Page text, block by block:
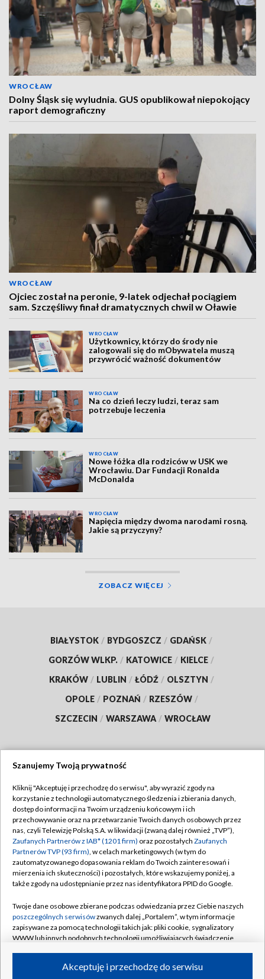
WROCŁAW
Dolny Śląsk się wyludnia. GUS opublikował niepokojący
raport demograficzny
WROCŁAW
Ojciec został na peronie, 9-latek odjechał pociągiem
sam. Szczęśliwy finał dramatycznych chwil w Oławie
WROCŁAW
Użytkownicy, którzy do środy nie
zalogowali się do mObywatela muszą
przywrócić ważność dokumentów
WROCŁAW
Na co dzień leczy ludzi, teraz sam
potrzebuje leczenia
WROCŁAW
Nowe łóżka dla rodziców w USK we
Wrocławiu. Dar Fundacji Ronalda
McDonalda
WROCŁAW
Napięcia między dwoma narodami rosną.
Jakie są przyczyny?
ZOBACZ WIĘCEJ
BIAŁYSTOK / BYDGOSZCZ / GDAŃSK /
GORZÓW WLKP. / KATOWICE / KIELCE /
KRAKÓW / LUBLIN / ŁÓDŹ / OLSZTYN /
OPOLE / POZNAŃ / RZESZÓW /
SZCZECIN / WARSZAWA / WROCŁAW
TVP
Abonament TVP
Emisja w TVP
Centrum informacji TVP
Naziemna Telewizja Cyfrowa
Rada Programowa
System NOS
Informacje o nadawcy
Program dla prasy
Regulamin TVP
Polityka prywatności
Moje zgody
Pomoc
Kontakt
Kanały
Szanujemy Twoją prywatność
Kliknij "Akceptuję i przechodzę do serwisu", aby wyrazić zgody na
korzystanie z technologii automatycznego śledzenia i zbierania danych,
dostęp do informacji na Twoim urządzeniu końcowym i ich
przechowywanie oraz na przetwarzanie Twoich danych osobowych przez
nas, czyli Telewizję Polską S.A. w likwidacji (zwaną dalej również „TVP”),
Zaufanych Partnerów z IAB* (1201 firm) oraz pozostałych Zaufanych
Partnerów TVP (93 firm), w celach marketingowych (w tym do
zautomatyzowanego dopasowania reklam do Twoich zainteresowań i
mierzenia ich skuteczności) i pozostałych, które wskazujemy poniżej, a
także zgody na udostępnianie przez nas identyfikatora PPID do Google.
Twoje dane osobowe zbierane podczas odwiedzania przez Ciebie naszych
poszczególnych serwisówzwanych dalej „Portalem”, w tym informacje
zapisywane za pomocą technologii takich jak: pliki cookie, sygnalizatory
WWW lub innych podobnych technologii umożliwiających świadczenie
ruchu w Internecie.Akceptuję i przechodzę do serwisu